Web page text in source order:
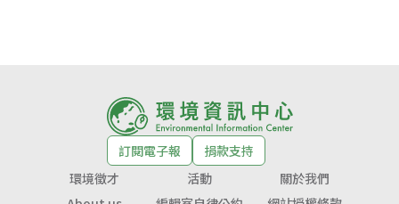
訂閱電子報
捐款支持
環境徵才
活動
關於我們